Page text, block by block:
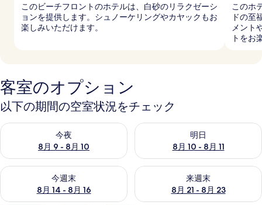
写
真
ギ
ラ
リ
ー
このビーチフロントのホテルは、白砂のリラクゼーシ
ョンを提供します。シュノーケリングやカヤックもお
楽しみいただけます。
このホ
ドの至
メント
トをお
客室のオプション
以下の期間の空室状況をチェック
今夜
8月 9 - 8月 10
今夜 8月 9 - 8月 10 の空室状況をチェック
明日
8月 10 - 8月 11
明日 8月 10 - 8月 11 の空室状
今週末
8月 14 - 8月 16
今週末 8月 14 - 8月 16 の空室状況をチェック
来週末
8月 21 - 8月 23
来週末 8月 21 - 8月 23 の空室